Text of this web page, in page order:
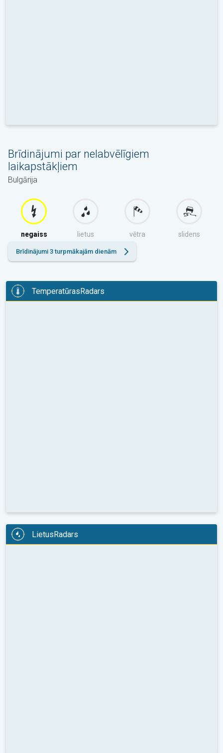
Brīdinājumi par nelabvēlīgiem
laikapstākļiem
Bulgārija
negaiss lietus vētra slidens
Brīdinājumi 3 turpmākajām dienām
TemperatūrasRadars
LietusRadars